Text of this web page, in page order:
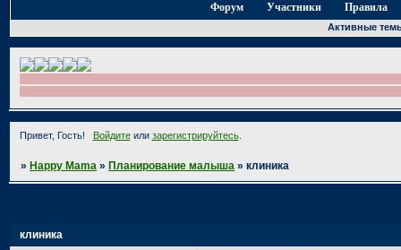
Форум Участники Правила
Активные
Привет, Гость! Войдитеили зарегистрируйтесь.
»Happy Mama »Планирование малыша »клиника
клиника